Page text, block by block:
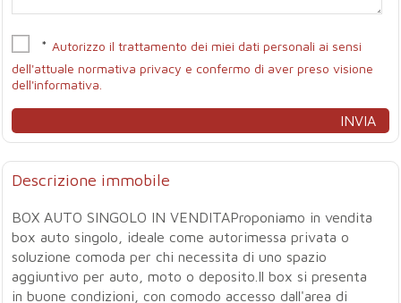
*Autorizzo il trattamento dei miei dati personali ai sensi
dell'attuale normativa privacy e confermo di aver preso visione
dell'informativa.
Descrizione immobile
BOX AUTO SINGOLO IN VENDITAProponiamo in vendita
box auto singolo, ideale come autorimessa privata o
soluzione comoda per chi necessita di uno spazio
aggiuntivo per auto, moto o deposito.Il box si presenta
in buone condizioni, con comodo accesso dall'area di